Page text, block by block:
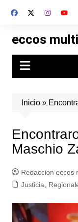
eccos
Inicio»
Maschio
Redaccion eccos
Justicia